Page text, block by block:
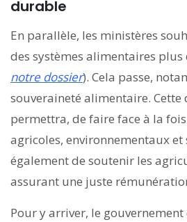
durable
En parallèle, les ministères
des systèmes alimentaires
notre dossier). Cela passe,
souveraineté alimentaire. Cette
permettra, de faire face à la
agricoles, environnementaux et
également de soutenir les
assurant une juste
Pour y arriver, le